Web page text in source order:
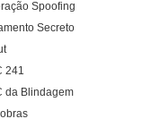
Spoofing
Secreto
241
da Blindagem